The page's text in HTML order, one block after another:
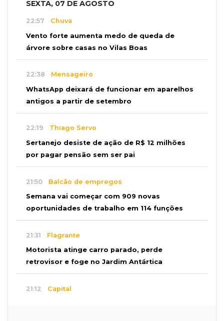
SEXTA, 07 DE AGOSTO
22:57 Chuva
Vento forte aumenta medo de queda de
árvore sobre casas no Vilas Boas
22:38 Mensageiro
WhatsApp deixará de funcionar em aparelhos
antigos a partir de setembro
22:19 Thiago Servo
Sertanejo desiste de ação de R$ 12 milhões
por pagar pensão sem ser pai
21:50 Balcão de empregos
Semana vai começar com 909 novas
oportunidades de trabalho em 114 funções
21:31 Flagrante
Motorista atinge carro parado, perde
retrovisor e foge no Jardim Antártica
21:12 Capital